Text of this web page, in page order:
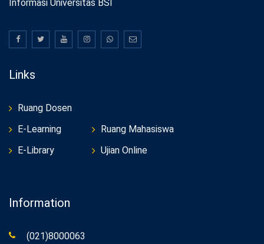
Informasi Universitas BSI
Links
Ruang Dosen
E-Learning
E-Library
Ruang Mahasiswa
Ujian Online
Information
(021)8000063